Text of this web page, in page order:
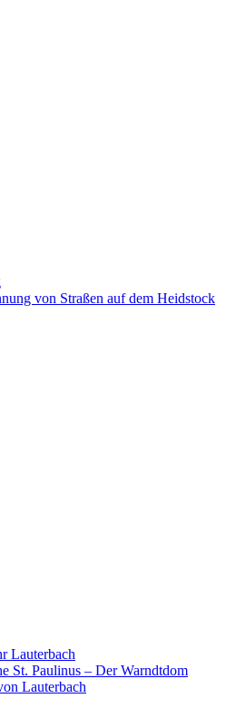
von Straßen auf dem Heidstock
Lauterbach
St. Paulinus – Der Warndtdom
Lauterbach